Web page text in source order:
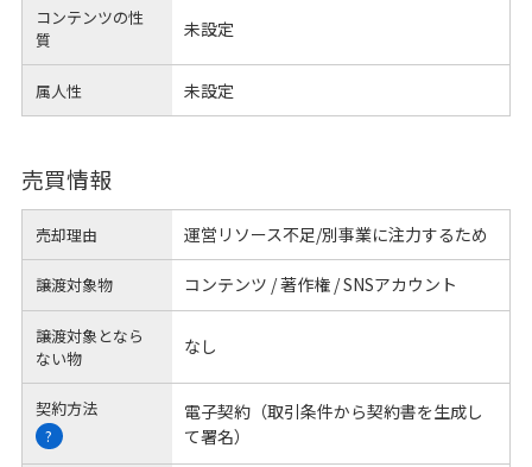
コンテンツの性
質
未設定
属人性 未設定
売買情報
売却理由 運営リソース不足/別事業に注力するため
譲渡対象物 コンテンツ / 著作権 / SNSアカウント
譲渡対象となら
ない物
なし
契約方法
?
電子契約（取引条件から契約書を生成し
て署名）